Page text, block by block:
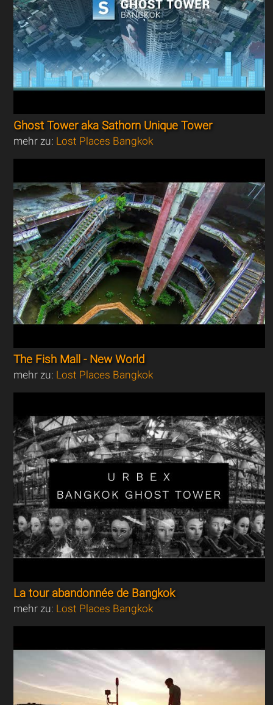
Ghost Tower aka Sathorn Unique Tower
mehr zu: Lost Places Bangkok
The Fish Mall - New World
mehr zu: Lost Places Bangkok
La tour abandonnée de Bangkok
mehr zu: Lost Places Bangkok